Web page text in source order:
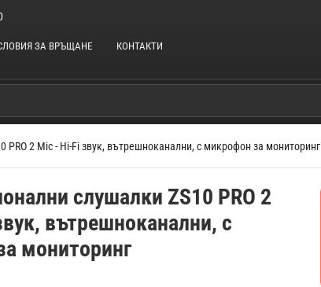
ЗА ВРЪЩАНЕ КОНТАКТИ
PRO 2 Mic - Hi-Fi звук, вътрешноканални, с микрофон за мониторинг
слушалки ZS10 PRO 2
вътрешноканални, с
мониторинг